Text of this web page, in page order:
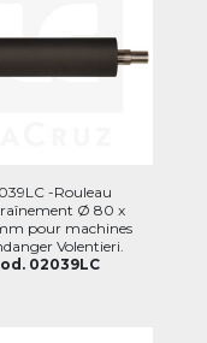
-Rouleau
Ø 80 x
pour machines
Volentieri.
02039LC